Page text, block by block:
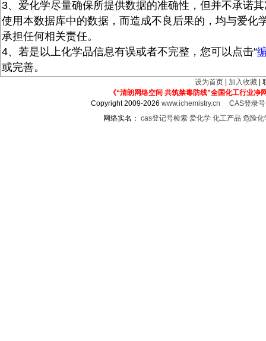
3、爱化学尽量确保所提供数据的准确性，但并不承诺
使用本数据库中的数据，而造成不良后果的，均与爱化
承担任何相关责任。
4、若是以上化学品信息有误或者不完整，您可以点击“
或完善。
设为首页 加入收藏
《“清朗网络空间 共筑禁毒防线”全国化工行业净
Copyright 2009-2026www.ichemistry.cn
CAS登录
网络实名： cas登记号检索 爱化学 化工产品 危险化